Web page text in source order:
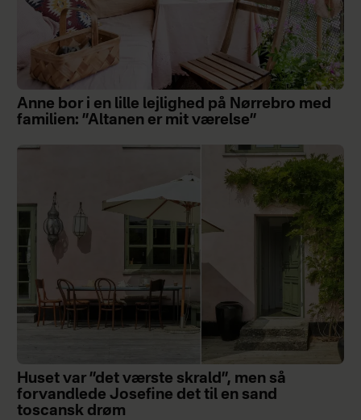
Anne bor i en lille lejlighed på Nørrebro med
familien: ”Altanen er mit værelse”
Huset var ”det værste skrald”, men så
forvandlede Josefine det til en sand
toscansk drøm